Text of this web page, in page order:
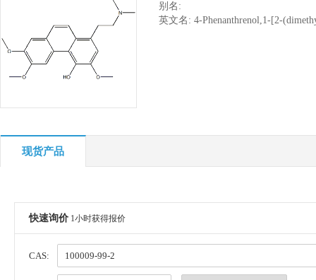
别名:
英文名: 4-Phenanthrenol,1-[2-
现货产品
快速询价 1小时获得报价
CAS: